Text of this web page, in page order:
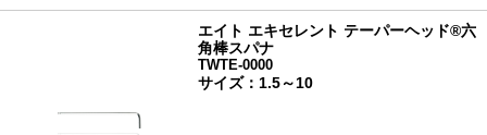
エイト エキセレント テーパーヘッド®六
角棒スパナ
TWTE-0000
サイズ：1.5～10